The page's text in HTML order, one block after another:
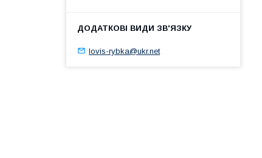
lovis-rybka@ukr.net